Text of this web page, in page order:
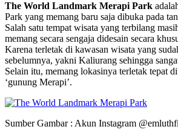
The World Landmark Merapi Park
Park yang memang baru saja dibuka pada
Salah satu tempat wisata yang terbilang
memang secara sengaja didesain secara
Karena terletak di kawasan wisata yang
sebelumnya, yakni Kaliurang sehingga
Selain itu, memang lokasinya terletak tepat
‘gunung Merapi’.
Sumber Gambar : Akun Instagram @emluthfi